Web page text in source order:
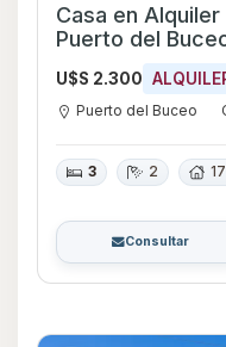
Casa en Alquiler
Puerto del
U$S 2.300
Puerto del Buceo
3 2
Consultar